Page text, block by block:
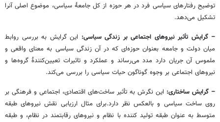
توضیح رفتارهای سیاسی فرد در هر حوزه از کل جامعهٔ سیاسی، موضوع اصلی آنرا
تشکیل می‌دهد.
– گرایش تأثیر نیروهای اجتماعی بر زندگی سیاسی: این گرایش به بررسی روابط
میان دولت و جامعه بعنوان حوزه‌ای که در آن زندگی سیاسی به معنای واقعی و
ملموس آن جریان دارد مدد می‌رساند و عملکرد و تاثیرات تعیین‌کنندهٔ گروه‌ها و
نیروهای اجتماعی بر وجوه گوناگون حیات سیاسی را بررسی می‌کند.
– گرایش ساختاری: این نگرش به تأثیر ساخت‌های اقتصادی، اجتماعی و فرهنگی بر
روی ساخت سیاسی و بالعکس نظر دارد.برای مثال ارزیابی نقش نیروهای طبقه
متوسط به عنوان طبقه تولید کننده با نظام و نیروهای رقابتمند در نظام، و طبقه